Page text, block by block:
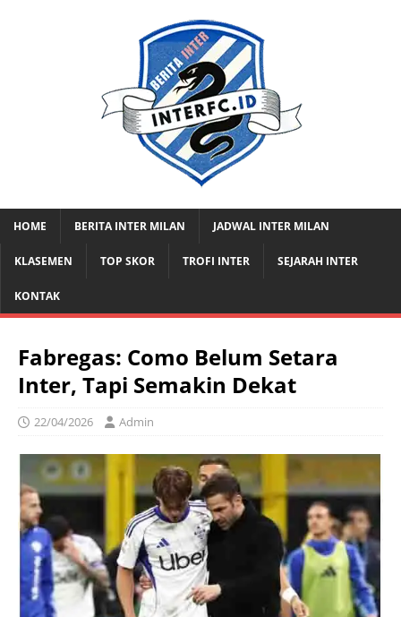
HOME BERITA INTER MILAN JADWAL INTER MILAN
KLASEMEN TOP SKOR TROFI INTER SEJARAH INTER
KONTAK
Fabregas: Como Belum Setara
Inter, Tapi Semakin Dekat
22/04/2026 Admin